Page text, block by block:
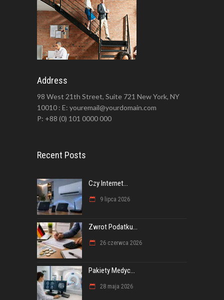
Address
98 West 21th Street, Suite 721 New York, NY
10010 : E: youremail@yourdomain.com
P: +88 (0) 101 0000 000
Recent Posts
Czy Internet...
9 lipca 2026
Zwrot Podatku...
26 czerwca 2026
Pakiety Medyc...
28 maja 2026